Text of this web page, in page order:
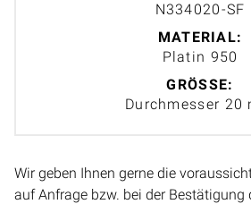
N334020-SF
MATERIAL:
Platin 950
GRÖSSE:
Durchmesser 20
Wir geben Ihnen gerne die
auf Anfrage bzw. bei der Bestätigung